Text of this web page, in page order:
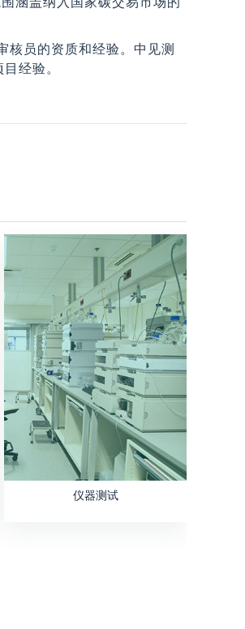
核员的资质和经验。中见测
经验。
仪器测试